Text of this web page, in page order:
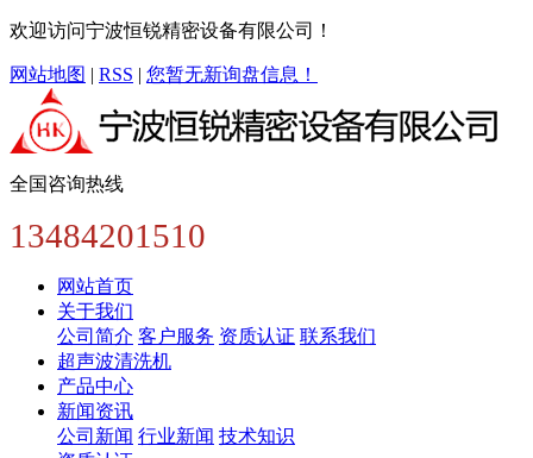
欢迎访问宁波恒锐精密设备有限公司！
网站地图 | RSS | 您暂无新询盘信息！
全国咨询热线
13484201510
网站首页
关于我们
公司简介 客户服务 资质认证 联系我们
超声波清洗机
产品中心
新闻资讯
公司新闻 行业新闻 技术知识